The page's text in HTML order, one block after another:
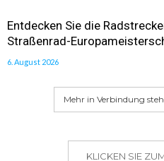
Entdecken Sie die
Straßenrad-
6. August 2026
Mehr in Verbindung
KLICKEN SIE